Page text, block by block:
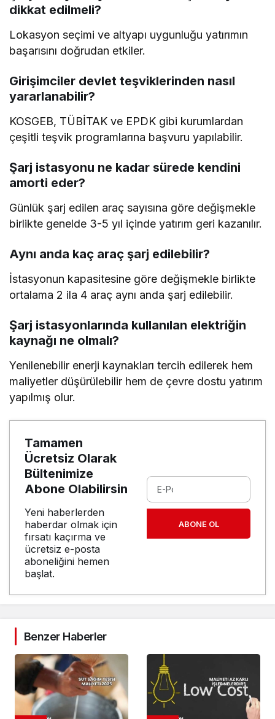
dikkat edilmeli?
Lokasyon seçimi ve altyapı uygunluğu yatırımın
başarısını doğrudan etkiler.
Girişimciler devlet teşviklerinden nasıl
yararlanabilir?
KOSGEB, TÜBİTAK ve EPDK gibi kurumlardan
çeşitli teşvik programlarına başvuru yapılabilir.
Şarj istasyonu ne kadar sürede kendini
amorti eder?
Günlük şarj edilen araç sayısına göre değişmekle
birlikte genelde 3-5 yıl içinde yatırım geri kazanılır.
Aynı anda kaç araç şarj edilebilir?
İstasyonun kapasitesine göre değişmekle birlikte
ortalama 2 ila 4 araç aynı anda şarj edilebilir.
Şarj istasyonlarında kullanılan elektriğin
kaynağı ne olmalı?
Yenilenebilir enerji kaynakları tercih edilerek hem
maliyetler düşürülebilir hem de çevre dostu yatırım
yapılmış olur.
Tamamen
Ücretsiz Olarak
Bültenimize
Abone Olabilirsin
Yeni haberlerden
haberdar olmak için
fırsatı kaçırma ve
ücretsiz e-posta
aboneliğini hemen
başlat.
ABONE OL
Benzer Haberler